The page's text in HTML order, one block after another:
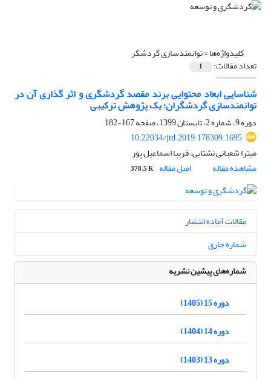
کلیدواژه‌ها =توانمندسازی گردشگر
تعداد مقالات: 1
شناسایی ابعاد محتوایی برند مقصد گردشگری و اثر گذاری آن در
توانمندسازی گردشگران؛ یک پژوهش ترکیبی
دوره 9، شماره 2، تابستان 1399، صفحه
167-182
10.22034/jtd.2019.178309.1695
میترا شعبانی نشتایی، فریبا اسماعیل پور
مشاهده مقاله
اصل مقاله 378.5 K
مقالات آماده انتشار
شماره جاری
شماره‌های پیشین نشریه
دوره 15 (1405)
دوره 14 (1404)
دوره 13 (1403)